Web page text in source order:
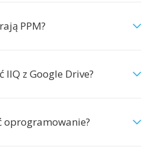
PPM?
z Google Drive?
oprogramowanie?